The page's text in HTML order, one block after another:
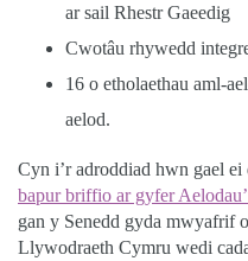
ar sail Rhestr Gaeedig
Cwotâu rhywedd
16 o etholaethau aml-
aelod.
Cyn i’r adroddiad hwn gael
bapur briffio ar gyfer
gan y Senedd gyda mwyafrif
Llywodraeth Cymru wedi